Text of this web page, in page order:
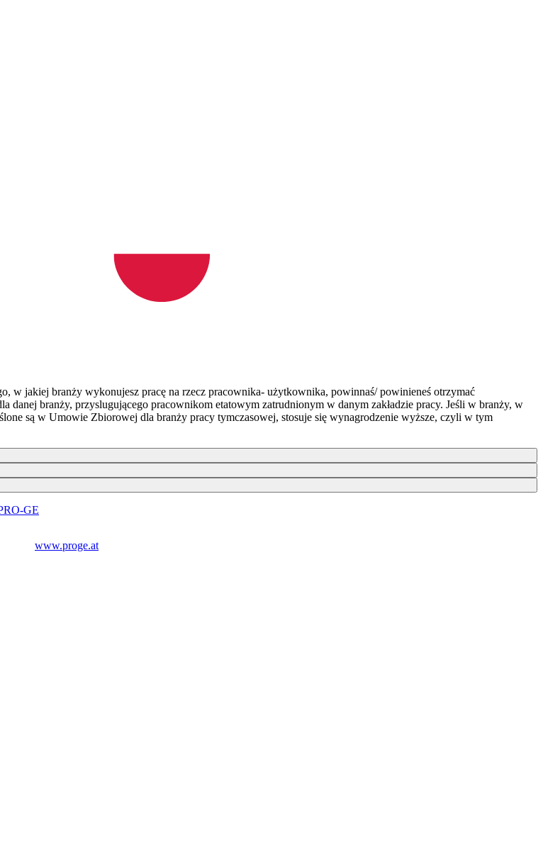
w jakiej branży wykonujesz pracę na rzecz pracownika- użytkownika, powinnaś/ powinieneś otrzymać
branży, przyslugującego pracownikom etatowym zatrudnionym w danym zakładzie pracy. Jeśli w branży, w
są w Umowie Zbiorowej dla branży pracy tymczasowej, stosuje się wynagrodzenie wyższe, czyli w tym
GE
www.proge.at